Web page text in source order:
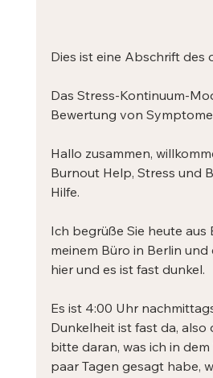
Dies ist eine Abschrift des
Das Stress-Kontinuum-
Bewertung von
Hallo zusammen,
Burnout Help, Stress und
Hilfe.
Ich begrüße Sie heute aus
meinem Büro in Berlin und
hier und es ist fast dunkel.
Es ist 4:00 Uhr
Dunkelheit ist fast da, also
bitte daran, was ich in
paar Tagen gesagt habe,